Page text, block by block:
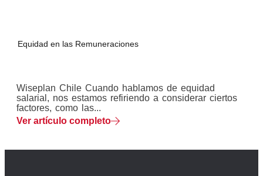
Equidad en las Remuneraciones
Wiseplan Chile Cuando hablamos de equidad
salarial, nos estamos refiriendo a considerar ciertos
factores, como las...
Ver artículo completo